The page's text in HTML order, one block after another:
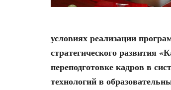
условиях реализации
стратегического развития
переподготовке кадров в
технологий в